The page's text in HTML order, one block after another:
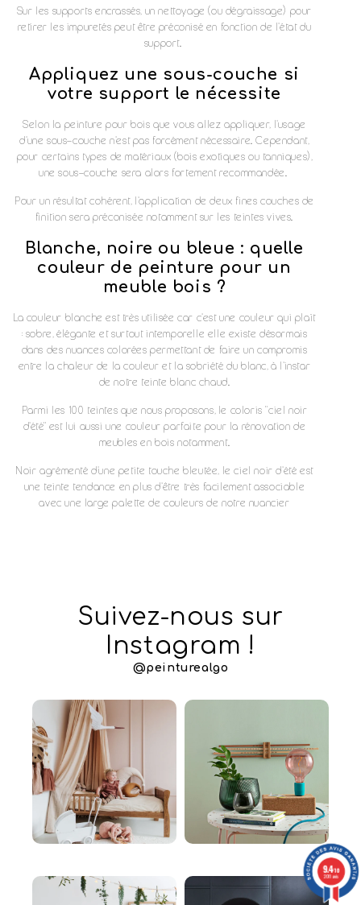
Sur les supports encrassés, un nettoyage (ou dégraissage) pour
retirer les impuretés peut être préconisé en fonction de l'état du
support.
Appliquez une sous-couche si
votre support le nécessite
Selon la peinture pour bois que vous allez appliquer, l'usage
d'une sous-couche n'est pas forcément nécessaire. Cependant,
pour certains types de matériaux (bois exotiques ou tanniques),
une sous-couche sera alors fortement recommandée.
Pour un résultat cohérent, l'application de deux fines couches de
finition sera préconisée notamment sur les teintes vives.
Blanche, noire ou bleue : quelle
couleur de peinture pour un
meuble bois ?
La couleur blanche est très utilisée car c'est une couleur qui plaît
: sobre, élégante et surtout intemporelle elle existe désormais
dans des nuances colorées permettant de faire un compromis
entre la chaleur de la couleur et la sobriété du blanc, à l'instar
de notre teinte blanc chaud.
Parmi les 100 teintes que nous proposons, le coloris "ciel noir
d'été" est lui aussi une couleur parfaite pour la rénovation de
meubles en bois notamment.
Noir agrémenté d'une petite touche bleutée, le ciel noir d'été est
une teinte tendance en plus d'être très facilement associable
avec une large palette de couleurs de notre nuancier
Suivez-nous sur
Instagram !
@peinturealgo
9.4/10
2011 avis